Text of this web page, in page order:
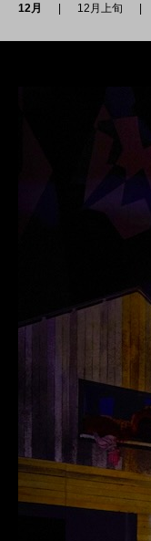
12月
12月上旬